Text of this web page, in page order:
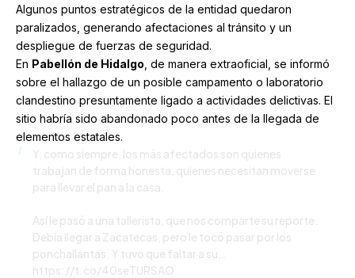
Algunos puntos estratégicos de la entidad quedaron
paralizados, generando afectaciones al tránsito y un
despliegue de fuerzas de seguridad.
En Pabellón de Hidalgo , de manera extraoficial, se informó
sobre el hallazgo de un posible campamento o laboratorio
clandestino presuntamente ligado a actividades delictivas. El
sitio habría sido abandonado poco antes de la llegada de
elementos estatales.
Y, como siempre, los más afectados son quienes
trabajan de forma honesta, quienes necesitan moverse
para llevar el pan a la casa.
Así le pasó a una tallerista, que nos comparte su reporte.
Debía llegar a Zacatecas, pero le tocó pasar por los
ponchallantas. Y tuvo que faltar a su…
https://t.co/40seTURSAO